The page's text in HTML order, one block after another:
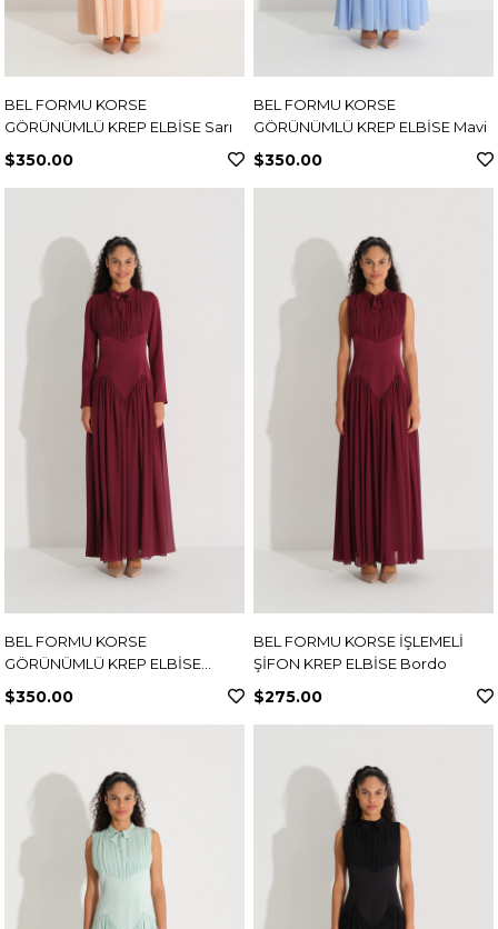
BEL FORMU KORSE
GÖRÜNÜMLÜ KREP ELBİSE Sarı
$350.00
BEL FORMU KORSE
GÖRÜNÜMLÜ KREP ELBİSE Mavi
$350.00
BEL FORMU KORSE
GÖRÜNÜMLÜ KREP ELBİSE
Bordo
$350.00
BEL FORMU KORSE İŞLEMELİ
ŞİFON KREP ELBİSE Bordo
$275.00